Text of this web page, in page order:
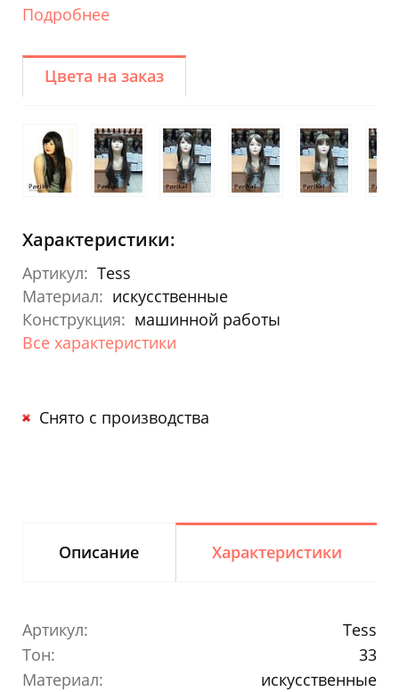
Подробнее
Цвета на заказ
Характеристики:
Артикул: Tess
Материал: искусственные
Конструкция: машинной работы
Все характеристики
Снято с производства
Описание Характеристики
Артикул:
Tess
Тон:
33
Материал:
искусственные